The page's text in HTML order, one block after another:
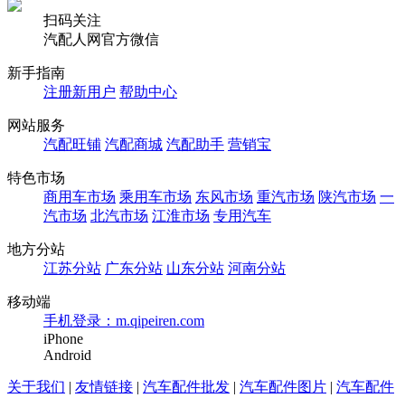
扫码关注
汽配人网官方微信
新手指南
注册新用户 帮助中心
网站服务
汽配旺铺 汽配商城 汽配助手 营销宝
特色市场
商用车市场 乘用车市场 东风市场 重汽市场 陕汽市场 一
汽市场 北汽市场 江淮市场 专用汽车
地方分站
江苏分站 广东分站 山东分站 河南分站
移动端
手机登录：m.qipeiren.com
iPhone
Android
关于我们 | 友情链接 | 汽车配件批发 | 汽车配件图片 | 汽车配件